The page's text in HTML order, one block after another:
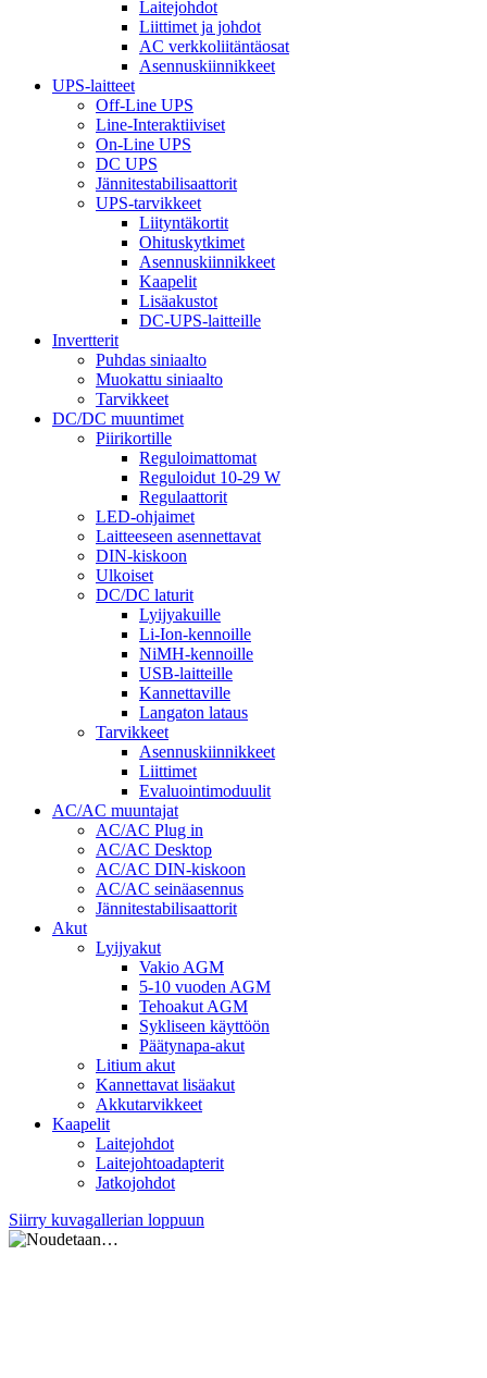
Laitejohdot
Liittimet ja johdot
AC verkkoliitäntäosat
Asennuskiinnikkeet
UPS-laitteet
Off-Line UPS
Line-Interaktiiviset
On-Line UPS
DC UPS
Jännitestabilisaattorit
UPS-tarvikkeet
Liityntäkortit
Ohituskytkimet
Asennuskiinnikkeet
Kaapelit
Lisäakustot
DC-UPS-laitteille
Invertterit
Puhdas siniaalto
Muokattu siniaalto
Tarvikkeet
DC/DC muuntimet
Piirikortille
Reguloimattomat
Reguloidut 10-29 W
Regulaattorit
LED-ohjaimet
Laitteeseen asennettavat
DIN-kiskoon
Ulkoiset
DC/DC laturit
Lyijyakuille
Li-Ion-kennoille
NiMH-kennoille
USB-laitteille
Kannettaville
Langaton lataus
Tarvikkeet
Asennuskiinnikkeet
Liittimet
Evaluointimoduulit
AC/AC muuntajat
AC/AC Plug in
AC/AC Desktop
AC/AC DIN-kiskoon
AC/AC seinäasennus
Jännitestabilisaattorit
Akut
Lyijyakut
Vakio AGM
5-10 vuoden AGM
Tehoakut AGM
Sykliseen käyttöön
Päätynapa-akut
Litium akut
Kannettavat lisäakut
Akkutarvikkeet
Kaapelit
Laitejohdot
Laitejohtoadapterit
Jatkojohdot
Siirry kuvagallerian loppuun